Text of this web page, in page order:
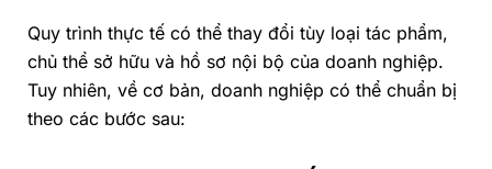
Quy trình thực tế có thể thay đổi tùy loại tác phẩm,
chủ thể sở hữu và hồ sơ nội bộ của doanh nghiệp.
Tuy nhiên, về cơ bản, doanh nghiệp có thể chuẩn bị
theo các bước sau: